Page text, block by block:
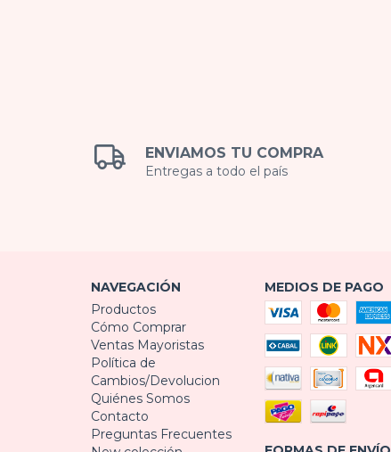
ENVIAMOS TU COMPRA
Entregas a todo el país
NAVEGACIÓN
Productos
Cómo Comprar
Ventas Mayoristas
Política de
Cambios/Devolucion
Quiénes Somos
Contacto
Preguntas Frecuentes
MEDIOS DE PAGO